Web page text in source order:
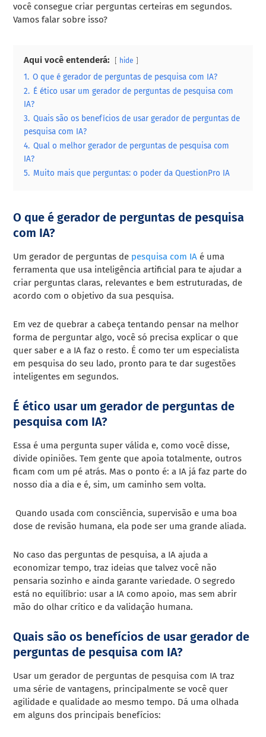
você consegue criar perguntas certeiras em segundos.
Vamos falar sobre isso?
Aqui você entenderá: hide
1. O que é gerador de perguntas de pesquisa com IA?
2. É ético usar um gerador de perguntas de pesquisa com
IA?
3. Quais são os benefícios de usar gerador de perguntas de
pesquisa com IA?
4. Qual o melhor gerador de perguntas de pesquisa com
IA?
5. Muito mais que perguntas: o poder da QuestionPro IA
O que é gerador de perguntas de pesquisa
com IA?
Um gerador de perguntas de pesquisa com IA é uma
ferramenta que usa inteligência artificial para te ajudar a
criar perguntas claras, relevantes e bem estruturadas, de
acordo com o objetivo da sua pesquisa.
Em vez de quebrar a cabeça tentando pensar na melhor
forma de perguntar algo, você só precisa explicar o que
quer saber e a IA faz o resto. É como ter um especialista
em pesquisa do seu lado, pronto para te dar sugestões
inteligentes em segundos.
É ético usar um gerador de perguntas de
pesquisa com IA?
Essa é uma pergunta super válida e, como você disse,
divide opiniões. Tem gente que apoia totalmente, outros
ficam com um pé atrás. Mas o ponto é: a IA já faz parte do
nosso dia a dia e é, sim, um caminho sem volta.
Quando usada com consciência, supervisão e uma boa
dose de revisão humana, ela pode ser uma grande aliada.
No caso das perguntas de pesquisa, a IA ajuda a
economizar tempo, traz ideias que talvez você não
pensaria sozinho e ainda garante variedade. O segredo
está no equilíbrio: usar a IA como apoio, mas sem abrir
mão do olhar crítico e da validação humana.
Quais são os benefícios de usar gerador de
perguntas de pesquisa com IA?
Usar um gerador de perguntas de pesquisa com IA traz
uma série de vantagens, principalmente se você quer
agilidade e qualidade ao mesmo tempo. Dá uma olhada
em alguns dos principais benefícios: